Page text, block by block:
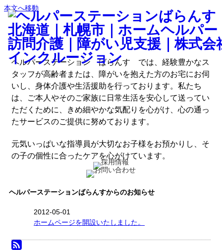
本文へ移動
ヘルパーステーション ばらんす では、経験豊かなス
タッフが高齢者または、障がいを抱えた方のお宅にお伺
いし、身体介護や生活援助を行っております。私たち
は、ご本人やそのご家族に日常生活を安心して送ってい
ただくために、きめ細やかな気配りを心がけ、心の通っ
たサービスのご提供に努めております。
元気いっぱいな指導員が大切なお子様をお預かりし、そ
の子の個性に合ったケアを心がけています。
ヘルパーステーションばらんすからのお知らせ
2012-05-01
ホームページを開設いたしました。